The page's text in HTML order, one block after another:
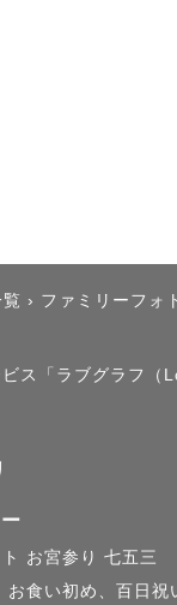
› ファミリーフォ
ス「ラブグラフ（
お宮参り 七五三
お食い初め、百日祝